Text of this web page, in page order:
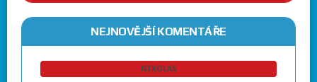
NEJNOVĚJŠÍ KOMENTÁŘE
NIKOLAS